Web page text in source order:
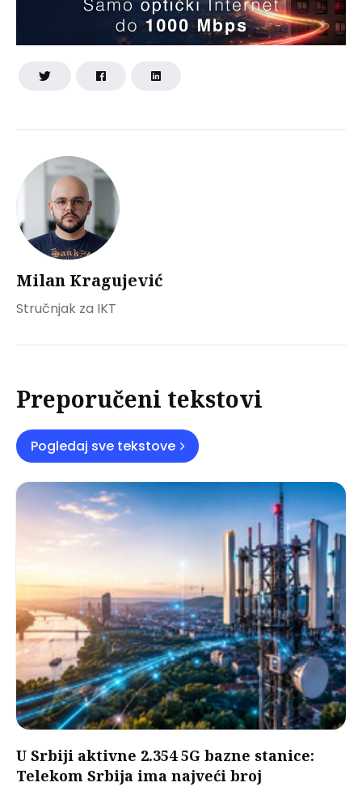
Milan Kragujević
Stručnjak za IKT
Preporučeni tekstovi
Pogledaj sve tekstove
U Srbiji aktivne 2.354 5G bazne stanice:
Telekom Srbija ima najveći broj